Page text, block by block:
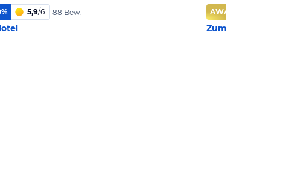
% 5,9/6 88 Bew.
AWARD
Zum Hotel